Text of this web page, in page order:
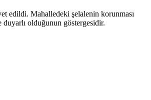
edildi. Mahalledeki şelalenin korunması
duyarlı olduğunun göstergesidir.